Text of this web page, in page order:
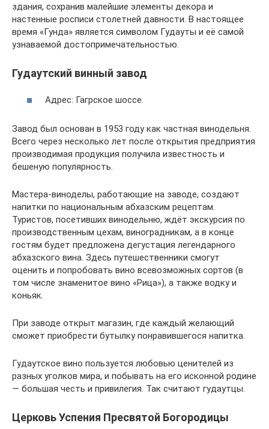
здания, сохранив малейшие элементы декора и
настенные росписи столетней давности. В настоящее
время «Гунда» является символом Гудауты и её самой
узнаваемой достопримечательностью.
Гудаутский винный завод
Адрес: Гагрское шоссе.
Завод был основан в 1953 году как частная винодельня.
Всего через несколько лет после открытия предприятия
производимая продукция получила известность и
бешеную популярность.
Мастера-виноделы, работающие на заводе, создают
напитки по национальным абхазским рецептам.
Туристов, посетивших винодельню, ждёт экскурсия по
производственным цехам, виноградникам, а в конце
гостям будет предложена дегустация легендарного
абхазского вина. Здесь путешественники смогут
оценить и попробовать вино всевозможных сортов (в
том числе знаменитое вино «Рица»), а также водку и
коньяк.
При заводе открыт магазин, где каждый желающий
сможет приобрести бутылку понравившегося напитка.
Гудаутское вино пользуется любовью ценителей из
разных уголков мира, и побывать на его исконной родине
— большая честь и привилегия. Так считают гудаутцы.
Церковь Успения Пресвятой Богородицы